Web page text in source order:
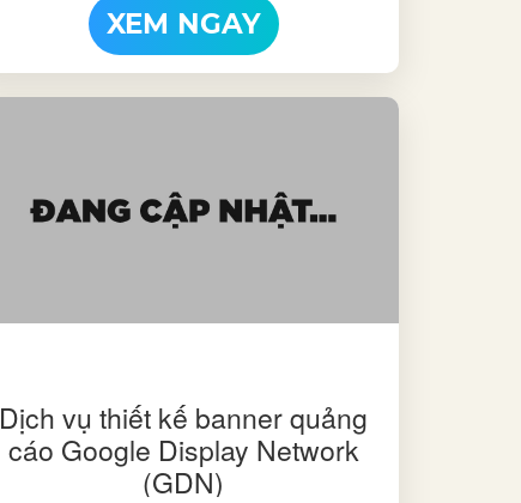
XEM NGAY
Dịch vụ thiết kế banner quảng
cáo Google Display Network
(GDN)